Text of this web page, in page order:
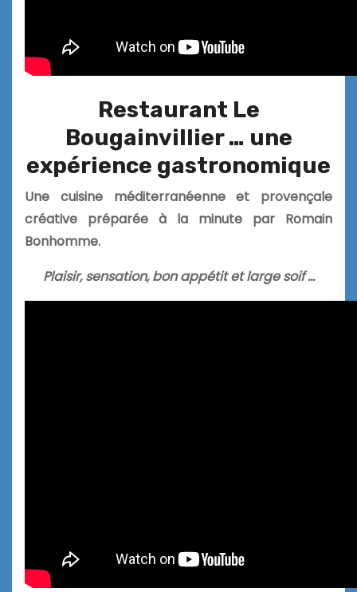
Restaurant Le
Bougainvillier … une
expérience gastronomique
Une cuisine méditerranéenne et provençale
créative préparée à la minute par Romain
Bonhomme.
Plaisir, sensation, bon appétit et large soif …